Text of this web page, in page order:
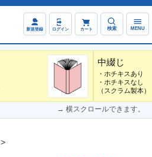
新規登録 ログイン カート 検索 MENU
中綴じ
・ホチキスあり
・ホチキスなし
（スクラム製本）
→ 横スクロールできます。